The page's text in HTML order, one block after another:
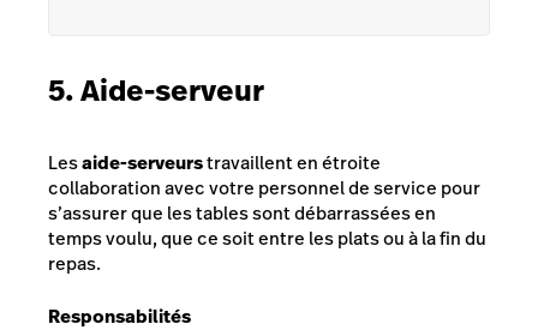
5. Aide-serveur
Lesaide-serveurstravaillent en étroite
collaboration avec votre personnel de service pour
s’assurer que les tables sont débarrassées en
temps voulu, que ce soit entre les plats ou à la fin du
repas.
Responsabilités